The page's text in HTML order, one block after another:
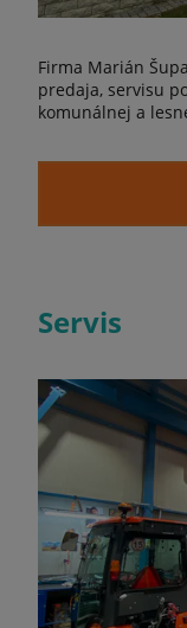
Firma Marián
predaja, servisu
komunálnej a
Servis